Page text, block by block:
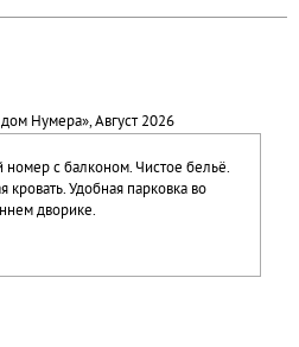
дом Нумера», Август 2026
номер с балконом. Чистое бельё.
кровать. Удобная парковка во
дворике.